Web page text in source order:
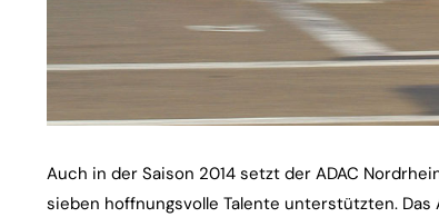
Auch in der Saison 2014 setzt der ADAC
sieben hoffnungsvolle Talente unterstützten. Das